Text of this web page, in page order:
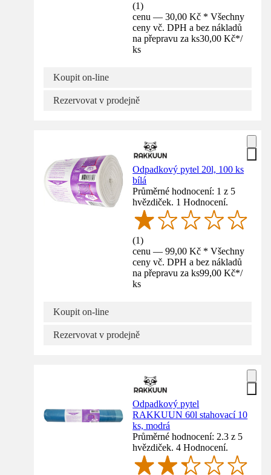
(1)
cenu — 30,00 Kč * Všechny
ceny vč. DPH a bez nákladů
na přepravu za ks30,00 Kč*/
ks
Koupit on-line
Rezervovat v prodejně
Odpadkový pytel 20l, 100 ks
bílá
Průměrné hodnocení: 1 z 5
hvězdiček. 1 Hodnocení.
(1)
cenu — 99,00 Kč * Všechny
ceny vč. DPH a bez nákladů
na přepravu za ks99,00 Kč*/
ks
Koupit on-line
Rezervovat v prodejně
Odpadkový pytel
RAKKUUN 60l stahovací 10
ks, modrá
Průměrné hodnocení: 2.3 z 5
hvězdiček. 4 Hodnocení.